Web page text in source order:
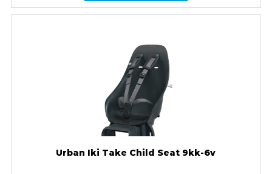
Urban Iki Take Child Seat 9kk-6v